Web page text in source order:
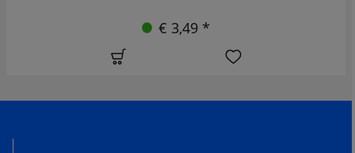
€ 3,49 *